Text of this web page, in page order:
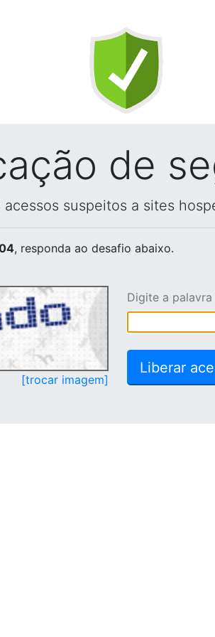
de
suspeitos a sites
, responda ao desafio abaixo.
[trocar imagem]
Digite a